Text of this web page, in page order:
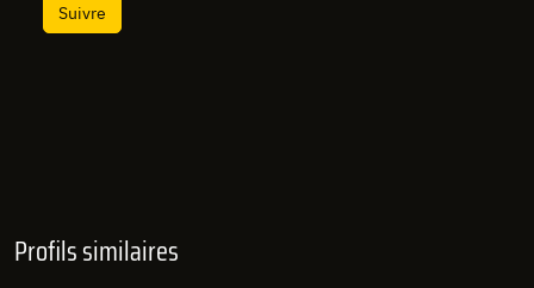
Suivre
Profils similaires